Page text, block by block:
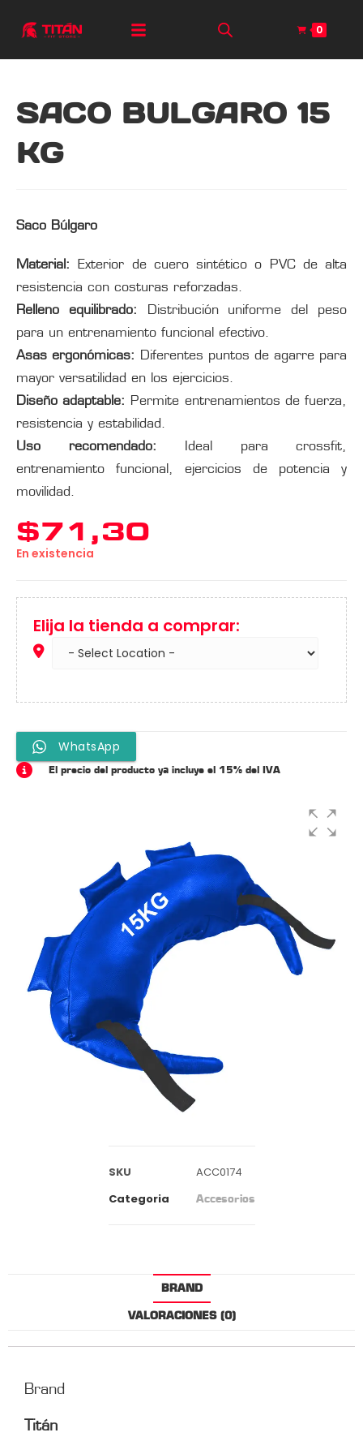
0
SACO BULGARO 15
KG
Saco Búlgaro
Material:
Exterior de cuero sintético o PVC de alta
resistencia con costuras reforzadas.
Relleno equilibrado: Distribución uniforme del peso
para un entrenamiento funcional efectivo.
Asas ergonómicas: Diferentes puntos de agarre para
mayor versatilidad en los ejercicios.
Diseño adaptable: Permite entrenamientos de fuerza,
resistencia y estabilidad.
Uso recomendado: Ideal para crossfit,
entrenamiento funcional, ejercicios de potencia y
movilidad.
$71,30
En existencia
Elija la tienda a comprar:
WhatsApp
El precio del producto ya incluye el 15% del IVA
SKU
ACC0174
Categoria
Accesorios
BRAND
VALORACIONES (0)
Brand
Titán